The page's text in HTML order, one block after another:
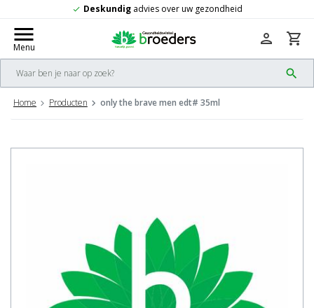
over uw gezondheid
menu
Menu
search
person shopping_cart
Home Producten only the brave men edt# 35ml